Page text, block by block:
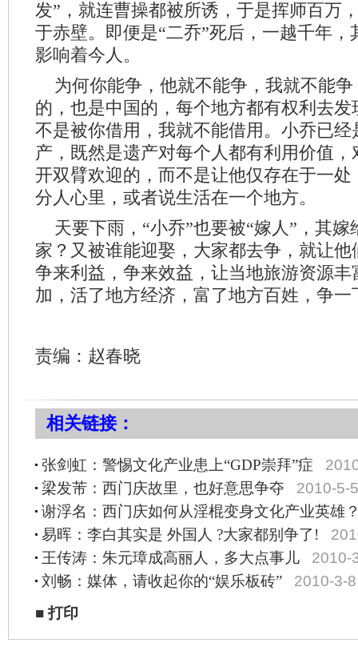
发”，就连曹操都被所诱，于是挥师百万
于赤壁。即便是“二乔”死后，一越千年，
影响着今人。
为何你能争，他就不能争，我就不能争
的，也是中国的，每个地方都有权利去发
不是被你借用，我就不能借用。小乔已经
产，既然是遗产对每个人都有利用价值
开双臂欢迎的，而不是让他仅存在于一处
分人心里，或者说生活在一个地方。
天要下雨，“小乔”也要被“嫁人”，其嫁
家？又被谁能迎娶，大家都去争，就让他
争来利益，争来效益，让当地旅游资源丰
加，活了地方经济，富了地方百姓，争一
责编：赵春晓
相关链接：
张剑虹：警惕文化产业患上“GDP崇拜”症
梁发芾：西门庆故里，也好意思争夺
2010-5-5
谢浮名：西门庆如何从淫棍变身文化产业英雄
易晖：李白其实是 外国人 ?大家都别争了!
王传涛：朱元璋成高丽人，多大点事儿
2010-
刘畅：媒体，请收起你的“娱乐板砖”
2010-3-8
■打印